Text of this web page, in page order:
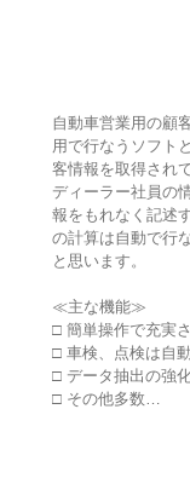
自動車営業用の顧
用で行なうソフト
客情報を取得され
ディーラー社員の
報をもれなく記述
の計算は自動で行
と思います。
≪主な機能≫
□ 簡単操作で充実
□ 車検、点検は自
□ データ抽出の強
□ その他多数…